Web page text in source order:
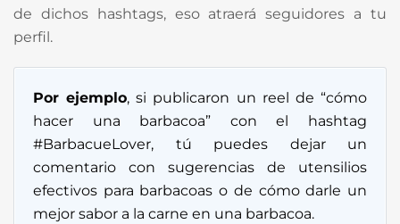
de dichos hashtags, eso atraerá seguidores a tu
perfil.
Por ejemplo, si publicaron un reel de “cómo
hacer una barbacoa” con el hashtag
#BarbacueLover, tú puedes dejar un
comentario con sugerencias de utensilios
efectivos para barbacoas o de cómo darle un
mejor sabor a la carne en una barbacoa.